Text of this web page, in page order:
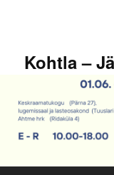
Kohtla –